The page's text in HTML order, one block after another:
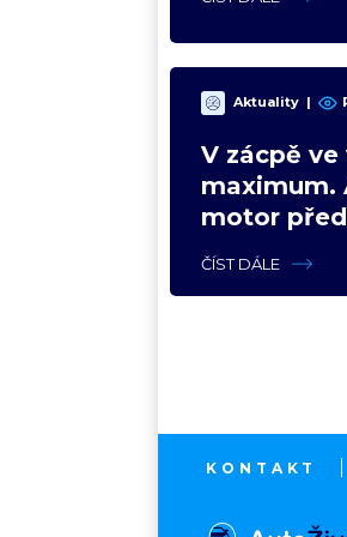
Aktuality |
V zácpě
maximum.
motor
ČÍST DÁLE
KONTAKT